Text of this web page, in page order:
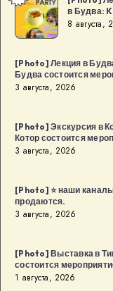
Лекция
и
рождения
дизайн-
в
Будва:
Kaffa
августа
в
Будва
[…]
в Будва:
8 августа,
[Photo] Лекция в
Будва состоится
3 августа, 2026
[Photo] Экскурсия в
Котор состоится
3 августа, 2026
[Photo] ⭐️ наши
продаются.
3 августа, 2026
[Photo] Выставка в
состоится
1 августа, 2026